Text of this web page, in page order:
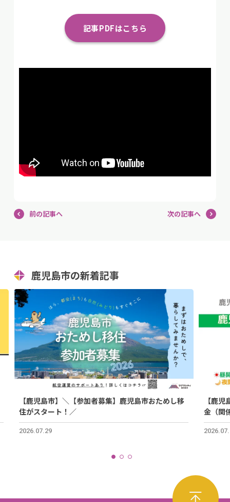
記事PDFはこちら
前の記事へ 次の記事へ
鹿児島市の新着記事
【鹿児島市】＼【参加者募集】鹿児島市おためし移
住がスタート！／
2026.07.29
【鹿
金（関